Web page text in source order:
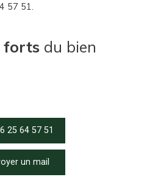
57 51.
forts du bien
25 64 57 51
un mail